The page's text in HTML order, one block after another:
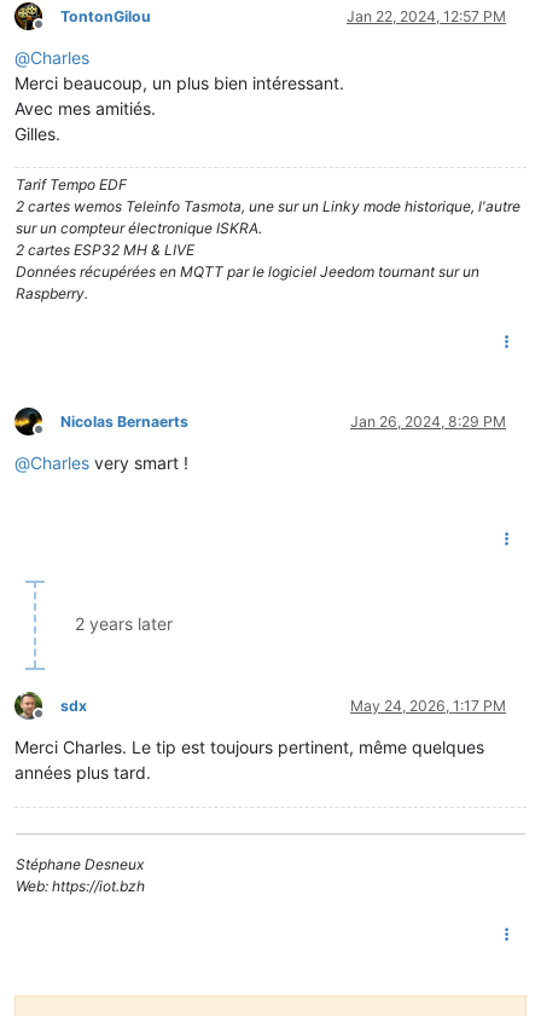
Offline
TontonGilou Jan 22, 2024, 12:57 PM
@Charles
Merci beaucoup, un plus bien intéressant.
Avec mes amitiés.
Gilles.
Tarif Tempo EDF
2 cartes wemos Teleinfo Tasmota, une sur un Linky mode historique, l'autre
sur un compteur électronique ISKRA.
2 cartes ESP32 MH & LIVE
Données récupérées en MQTT par le logiciel Jeedom tournant sur un
Raspberry.
Offline
Nicolas Bernaerts Jan 26, 2024, 8:29 PM
@Charles very smart !
2 years later
Offline
sdx May 24, 2026, 1:17 PM
Merci Charles. Le tip est toujours pertinent, même quelques
années plus tard.
Stéphane Desneux
Web: https://iot.bzh